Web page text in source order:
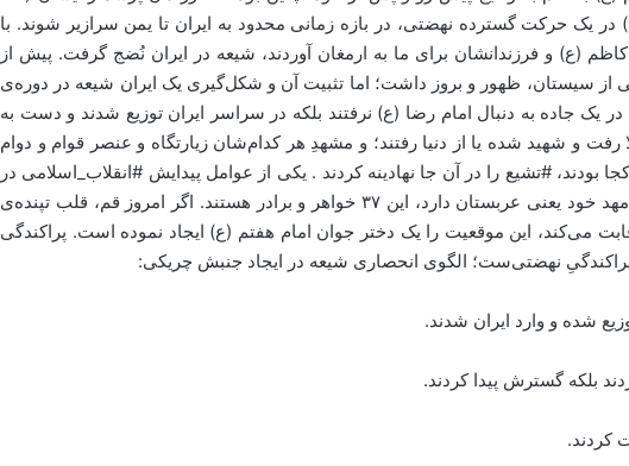
همگی مجرد ماندند- و ۱۸ پسر ) در یک حرکت گسترده نهضتی، در بازه زمانی محدود به ایران تا یمن سرازیر شوند. با
(ع) و فرزندانشان برای ما به ارمغان آوردند، شیعه در ایران نُضج گرفت. پیش از
از سیستان، ظهور و بروز داشت؛ اما تثبیت آن و شکل‌گیری یک ایران شیعه در دوره‌ی
یک جاده به دنبال امام رضا (ع) نرفتند بلکه در سراسر ایران توزیع شدند و دست به
رفت و شهید شده یا از دنیا رفتند؛ و مشهدِ هر کدام‌شان زیارتگاه و عنصر قوام و دوام
#تشیع را در آن جا نهادینه کردند . یکی از عوامل پیدایش #انقلاب_اسلامی در
ایران و این که ایران، اسلامی متفاوت از مهد خود یعنی عربستان دارد، این ۳۷ خواهر و برادر هستند. اگر امروز قم، قلب تپنده‌ی
می‌کند، این موقعیت را یک دختر جوان امام هفتم (ع) ایجاد نموده است. پراکندگی
پراکندگیِ نهضتی‌ست؛ الگوی انحصاری شیعه در ایجاد جنبش چریکی:
شده و وارد ایران شدند.
بلکه گسترش پیدا کردند.
کردند.